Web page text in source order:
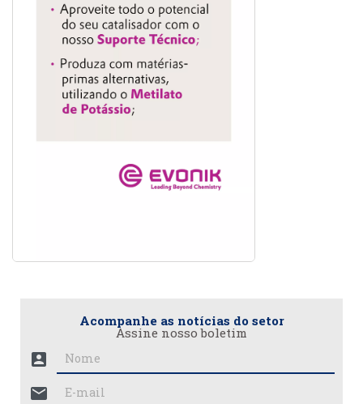
Acompanhe as notícias do setor
Assine nosso boletim
account_box
mail